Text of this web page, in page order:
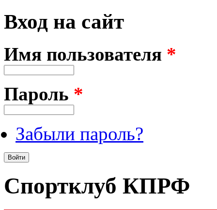
Вход на сайт
Имя пользователя *
Пароль *
Забыли пароль?
Спортклуб КПРФ